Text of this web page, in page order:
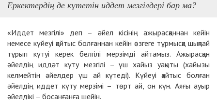
Еркектердің де күтетін иддет мезгілдері бар ма?
«Иддет мезгілі» деп – әйел кісінің ажырасқаннан кейін
немесе күйеуі қайтыс болғаннан кейін өзгеге тұрмысқа шықпай
тұрып күтуі керек белгілі мерзімді айтамыз. Ажырасқан
әйелдің иддәт күту мезгілі – үш хайыз уақыты (хайызы
келмейтін әйелдер үш ай күтеді). Күйеуі қайтыс болған
әйелдің иддет күту мерзімі – төрт ай, он күн. Аяғы ауыр
әйелдікі – босанғанға шейін.